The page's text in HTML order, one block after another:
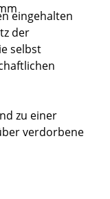
eingehalten
der
selbst
zu einer
verdorbene